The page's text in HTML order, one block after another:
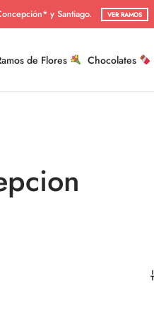
y Santiago. VER RAMOS
de Flores Chocolates